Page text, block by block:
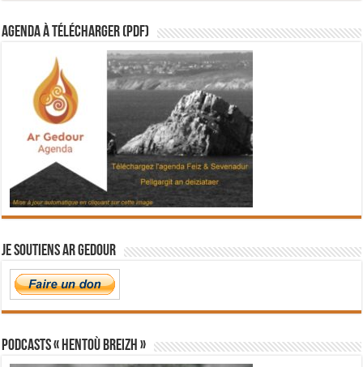
Agenda à télécharger (PDF)
Je soutiens Ar Gedour
PODCASTS « Hentoù Breizh »